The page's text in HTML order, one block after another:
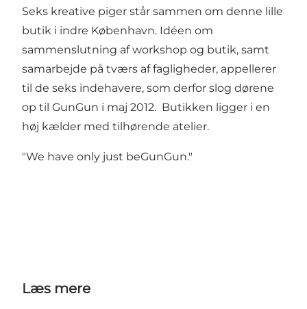
Seks kreative piger står sammen om denne lille
butik i indre København. Idéen om
sammenslutning af workshop og butik, samt
samarbejde på tværs af fagligheder, appellerer
til de seks indehavere, som derfor slog dørene
op til GunGun i maj 2012. Butikken ligger i en
høj kælder med tilhørende atelier.
"We have only just beGunGun."
Læs mere